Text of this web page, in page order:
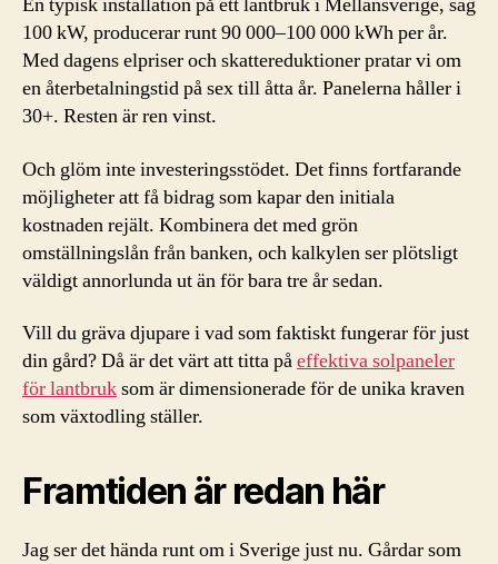
100 kW, producerar runt 90 000–100 000 kWh per år.
Med dagens elpriser och skattereduktioner pratar vi om
en återbetalningstid på sex till åtta år. Panelerna håller i
30+. Resten är ren vinst.
Och glöm inte investeringsstödet. Det finns fortfarande
möjligheter att få bidrag som kapar den initiala
kostnaden rejält. Kombinera det med grön
omställningslån från banken, och kalkylen ser plötsligt
väldigt annorlunda ut än för bara tre år sedan.
Vill du gräva djupare i vad som faktiskt fungerar för just
din gård? Då är det värt att titta påeffektiva solpaneler
för lantbruksom är dimensionerade för de unika kraven
som växtodling ställer.
Framtiden är redan här
Jag ser det hända runt om i Sverige just nu. Gårdar som